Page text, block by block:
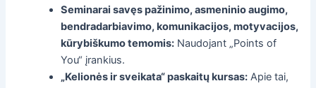
Seminarai savęs pažinimo, asmeninio augimo,
bendradarbiavimo, komunikacijos, motyvacijos,
kūrybiškumo temomis: Naudojant „Points of
You“ įrankius.
„Kelionės ir sveikata“ paskaitų kursas: Apie tai,